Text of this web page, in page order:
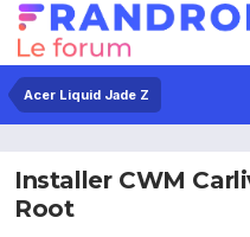
Acer Liquid Jade Z
Installer CWM
Root